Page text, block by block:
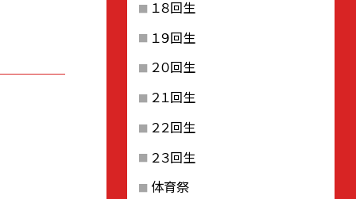
１８回生
１９回生
２０回生
２１回生
２２回生
２３回生
体育祭